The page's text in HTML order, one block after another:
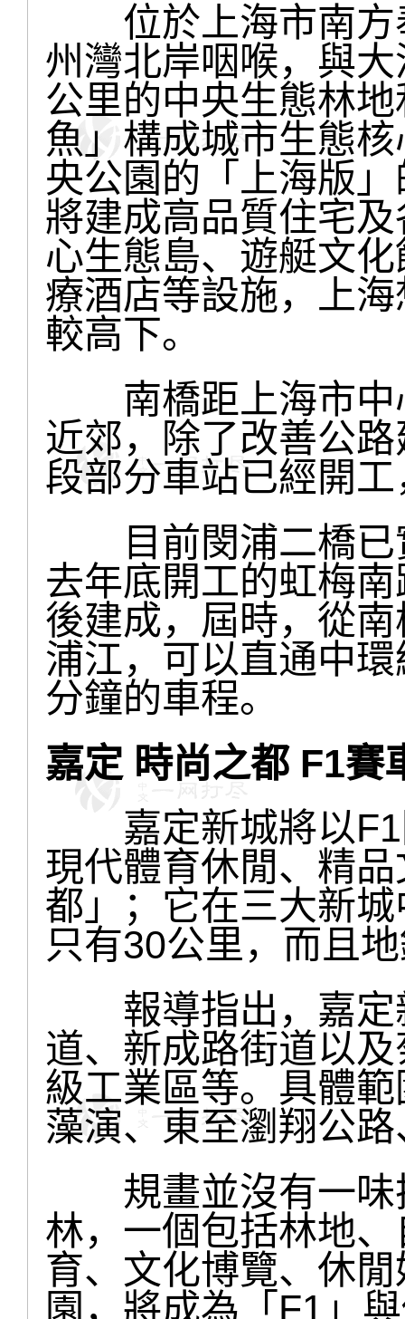
位於上海市南方
州灣北岸咽喉，與
公里的中央生態林
魚」構成城市生態
央公園的「上海版
將建成高品質住宅
心生態島、遊艇文
療酒店等設施，上
較高下。
南橋距上海市中
近郊，除了改善公
段部分車站已經開
目前閔浦二橋已
去年底開工的虹梅
後建成，屆時，從
浦江，可以直通中
分鐘的車程。
嘉定 時尚之都 F1賽
嘉定新城將以F1
現代體育休閒、精
都」；它在三大新
只有30公里，而且
報導指出，嘉定
道、新成路街道以
級工業區等。具體
藻演、東至瀏翔公
規畫並沒有一味
林，一個包括林地
育、文化博覽、休
園，將成為「F1」